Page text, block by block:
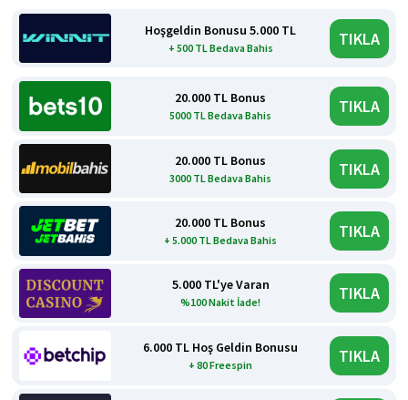
Hoşgeldin Bonusu 5.000 TL
+ 500 TL Bedava Bahis TIKLA
20.000 TL Bonus
5000 TL Bedava Bahis TIKLA
20.000 TL Bonus
3000 TL Bedava Bahis TIKLA
20.000 TL Bonus
+ 5.000 TL Bedava Bahis TIKLA
5.000 TL'ye Varan
%100 Nakit İade! TIKLA
6.000 TL Hoş Geldin Bonusu
+ 80 Freespin TIKLA